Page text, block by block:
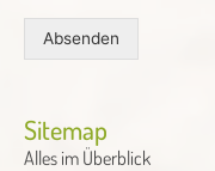
Absenden
Sitemap
Alles im Überblick